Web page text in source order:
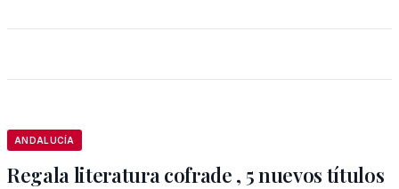
ANDALUCÍA
Regala literatura cofrade , 5 nuevos títulos